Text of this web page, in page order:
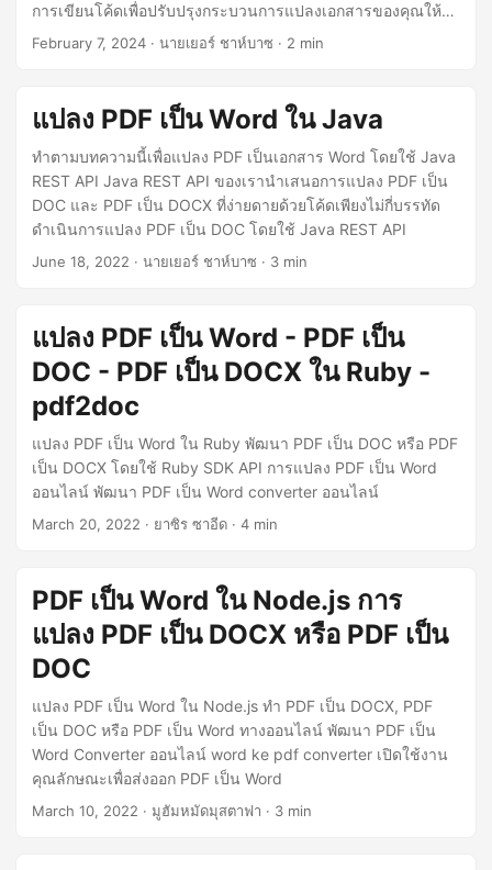
การเขียนโค้ดเพื่อปรับปรุงกระบวนการแปลงเอกสารของคุณให้มี
ประสิทธิภาพ
February 7, 2024 · นายเยอร์ ชาห์บาซ · 2 min
แปลง PDF เป็น Word ใน Java
ทำตามบทความนี้เพื่อแปลง PDF เป็นเอกสาร Word โดยใช้ Java
REST API Java REST API ของเรานำเสนอการแปลง PDF เป็น
DOC และ PDF เป็น DOCX ที่ง่ายดายด้วยโค้ดเพียงไม่กี่บรรทัด
ดำเนินการแปลง PDF เป็น DOC โดยใช้ Java REST API
June 18, 2022 · นายเยอร์ ชาห์บาซ · 3 min
แปลง PDF เป็น Word - PDF เป็น
DOC - PDF เป็น DOCX ใน Ruby -
pdf2doc
แปลง PDF เป็น Word ใน Ruby พัฒนา PDF เป็น DOC หรือ PDF
เป็น DOCX โดยใช้ Ruby SDK API การแปลง PDF เป็น Word
ออนไลน์ พัฒนา PDF เป็น Word converter ออนไลน์
March 20, 2022 · ยาซิร ซาอีด · 4 min
PDF เป็น Word ใน Node.js การ
แปลง PDF เป็น DOCX หรือ PDF เป็น
DOC
แปลง PDF เป็น Word ใน Node.js ทำ PDF เป็น DOCX, PDF
เป็น DOC หรือ PDF เป็น Word ทางออนไลน์ พัฒนา PDF เป็น
Word Converter ออนไลน์ word ke pdf converter เปิดใช้งาน
คุณลักษณะเพื่อส่งออก PDF เป็น Word
March 10, 2022 · มูฮัมหมัดมุสตาฟา · 3 min